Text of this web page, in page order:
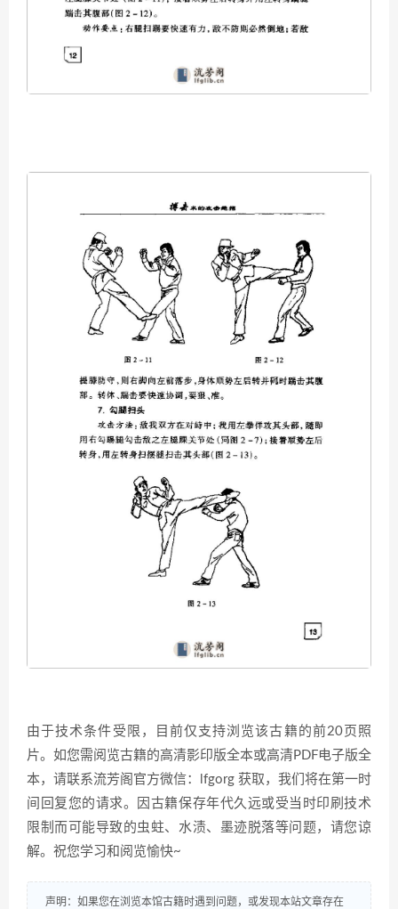
由于技术条件受限，目前仅支持浏览该古籍的前20页照
片。如您需阅览古籍的高清影印版全本或高清PDF电子版全
本，请联系流芳阁官方微信：lfgorg 获取，我们将在第一时
间回复您的请求。因古籍保存年代久远或受当时印刷技术
限制而可能导致的虫蛀、水渍、墨迹脱落等问题，请您谅
解。祝您学习和阅览愉快~
声明：如果您在浏览本馆古籍时遇到问题，或发现本站文章存在